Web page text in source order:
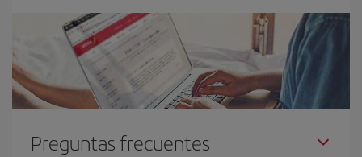
Preguntas frecuentes